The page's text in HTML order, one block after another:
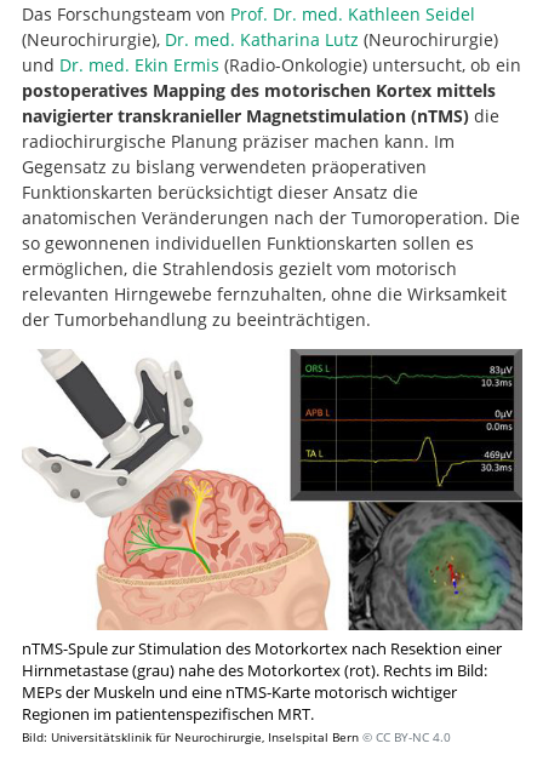
Das Forschungsteam von Prof. Dr. med. Kathleen Seidel
(Neurochirurgie), Dr. med. Katharina Lutz (Neurochirurgie)
und Dr. med. Ekin Ermis (Radio-Onkologie) untersucht, ob ein
postoperatives Mapping des motorischen Kortex mittels
navigierter transkranieller Magnetstimulation (nTMS)die
radiochirurgische Planung präziser machen kann. Im
Gegensatz zu bislang verwendeten präoperativen
Funktionskarten berücksichtigt dieser Ansatz die
anatomischen Veränderungen nach der Tumoroperation. Die
so gewonnenen individuellen Funktionskarten sollen es
ermöglichen, die Strahlendosis gezielt vom motorisch
relevanten Hirngewebe fernzuhalten, ohne die Wirksamkeit
der Tumorbehandlung zu beeinträchtigen.
nTMS-Spule zur Stimulation des Motorkortex nach Resektion einer
Hirnmetastase (grau) nahe des Motorkortex (rot). Rechts im Bild:
MEPs der Muskeln und eine nTMS-Karte motorisch wichtiger
Regionen im patientenspezifischen MRT.
Bild: Universitätsklinik für Neurochirurgie, Inselspital Bern © CC BY-NC 4.0
Suche